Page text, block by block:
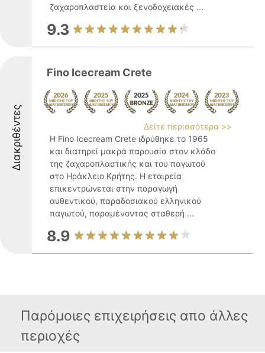
ζαχαροπλαστεία και ξενοδοχειακές ...
9.3
Διακριθέντες
Fino Icecream Crete
Δείτε περισσότερα >>
Η Fino Icecream Crete ιδρύθηκε το 1965
και διατηρεί μακρά παρουσία στον κλάδο
της ζαχαροπλαστικής και του παγωτού
στο Ηράκλειο Κρήτης. Η εταιρεία
επικεντρώνεται στην παραγωγή
αυθεντικού, παραδοσιακού ελληνικού
παγωτού, παραμένοντας σταθερή ...
8.9
Παρόμοιες επιχειρήσεις απο άλλες
περιοχές